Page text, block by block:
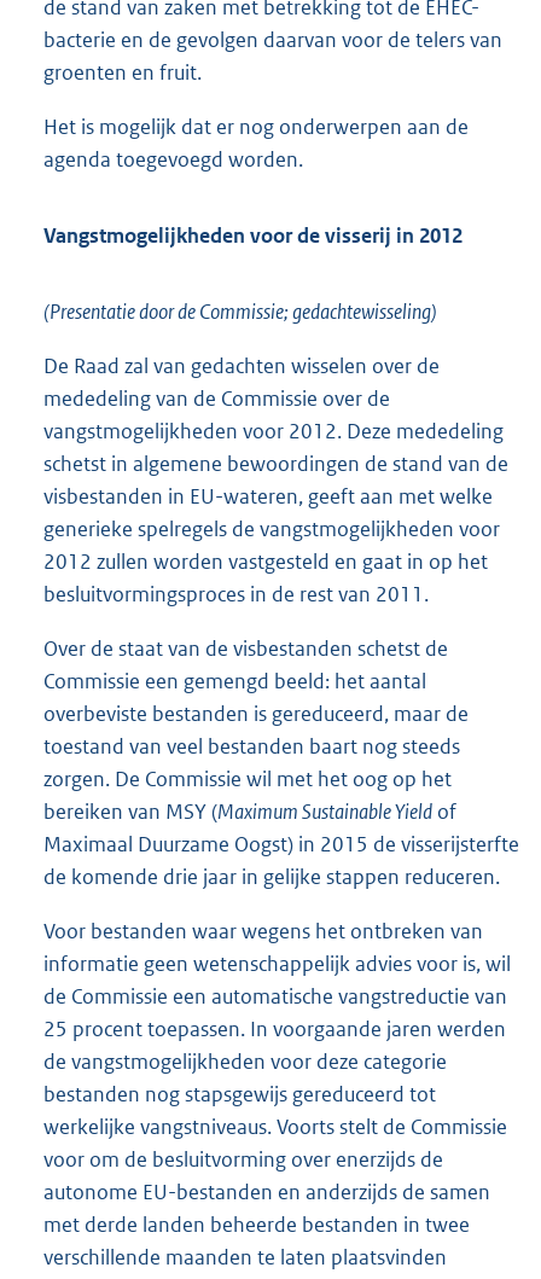
de stand van zaken met betrekking tot de EHEC-
bacterie en de gevolgen daarvan voor de telers van
groenten en fruit.
Het is mogelijk dat er nog onderwerpen aan de
agenda toegevoegd worden.
Vangstmogelijkheden voor de visserij in 2012
(Presentatie door de Commissie; gedachtewisseling)
De Raad zal van gedachten wisselen over de
mededeling van de Commissie over de
vangstmogelijkheden voor 2012. Deze mededeling
schetst in algemene bewoordingen de stand van de
visbestanden in EU-wateren, geeft aan met welke
generieke spelregels de vangstmogelijkheden voor
2012 zullen worden vastgesteld en gaat in op het
besluitvormingsproces in de rest van 2011.
Over de staat van de visbestanden schetst de
Commissie een gemengd beeld: het aantal
overbeviste bestanden is gereduceerd, maar de
toestand van veel bestanden baart nog steeds
zorgen. De Commissie wil met het oog op het
bereiken van MSY (Maximum Sustainable Yield of
Maximaal Duurzame Oogst) in 2015 de visserijsterfte
de komende drie jaar in gelijke stappen reduceren.
Voor bestanden waar wegens het ontbreken van
informatie geen wetenschappelijk advies voor is, wil
de Commissie een automatische vangstreductie van
25 procent toepassen. In voorgaande jaren werden
de vangstmogelijkheden voor deze categorie
bestanden nog stapsgewijs gereduceerd tot
werkelijke vangstniveaus. Voorts stelt de Commissie
voor om de besluitvorming over enerzijds de
autonome EU-bestanden en anderzijds de samen
met derde landen beheerde bestanden in twee
verschillende maanden te laten plaatsvinden